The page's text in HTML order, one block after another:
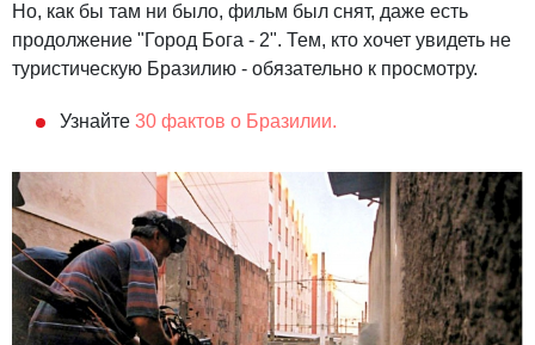
Но, как бы там ни было, фильм был снят, даже есть
продолжение "Город Бога - 2". Тем, кто хочет увидеть не
туристическую Бразилию - обязательно к просмотру.
Узнайте 30 фактов о Бразилии.